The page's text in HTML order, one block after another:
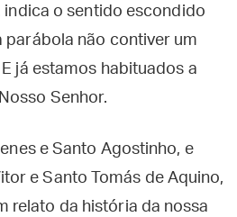
indica o sentido escondido
não contiver um
já estamos habituados a
Senhor.
e Santo Agostinho, e
e Santo Tomás de Aquino,
relato da história da nossa